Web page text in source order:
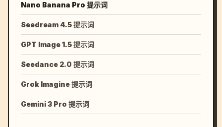
Nano Banana Pro 提示词
Seedream 4.5 提示词
GPT Image 1.5 提示词
Seedance 2.0 提示词
Grok Imagine 提示词
Gemini 3 Pro 提示词